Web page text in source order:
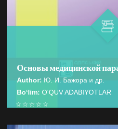
Основы медицинской
Author: Ю. И. Бажора и др.
Bo‘lim: O'QUV ADABIYOTLAR
☆
☆
☆
☆
☆
В учебном пособии